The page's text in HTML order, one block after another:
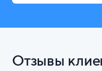
Отзывы